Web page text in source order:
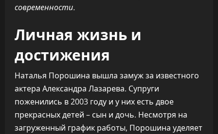
современности.
Личная жизнь и
достижения
Наталья Порошина вышла замуж за известного
актера Александра Лазарева. Супруги
поженились в 2003 году и у них есть двое
прекрасных детей – сын и дочь. Несмотря на
загруженный график работы, Порошина уделяет